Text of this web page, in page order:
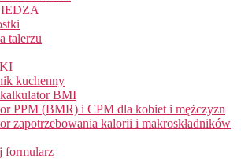
talerzu
kuchenny
BMI
PPM (BMR) i CPM dla kobiet i mężczyzn
zapotrzebowania kalorii i makroskładników
formularz